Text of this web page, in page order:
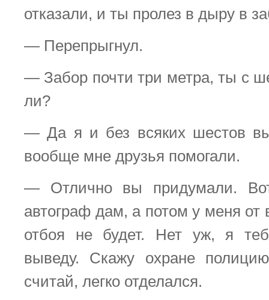
отказали, и ты пролез в дыру в
— Перепрыгнул.
— Забор почти три метра, ты с
ли?
— Да я и без всяких шестов
вообще мне друзья помогали.
— Отлично вы придумали.
автограф дам, а потом у меня от
отбоя не будет. Нет уж, я
выведу. Скажу охране
считай, легко отделался.